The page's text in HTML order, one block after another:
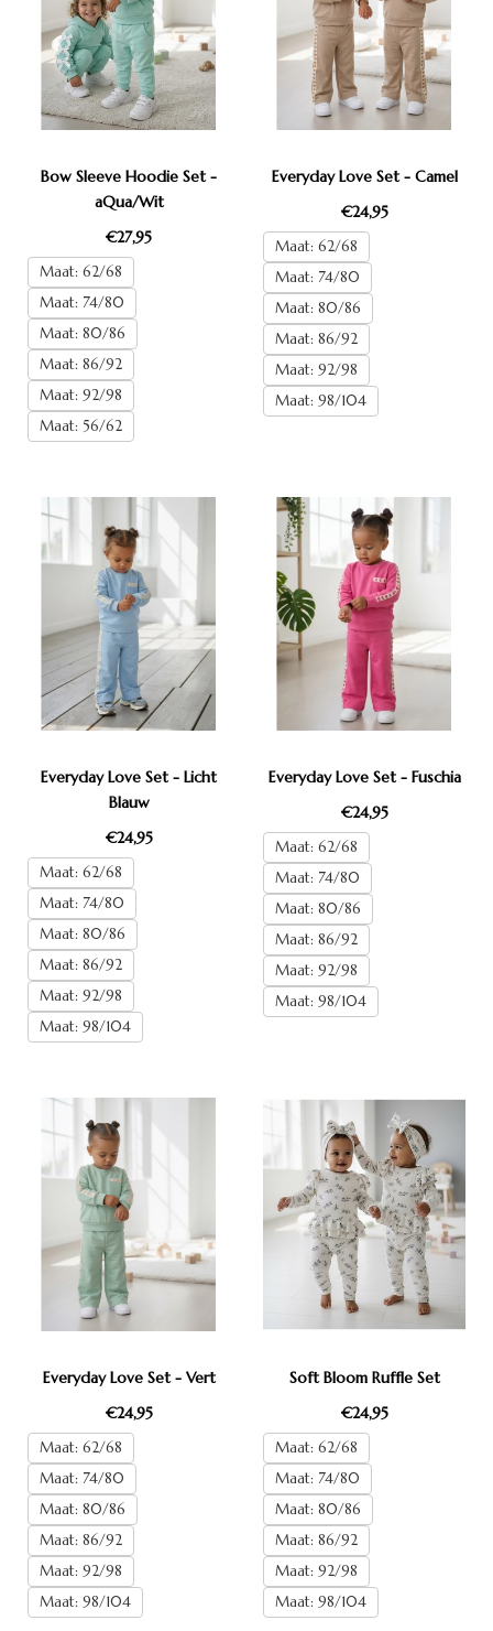
Bow Sleeve Hoodie Set -
aQua/Wit
€27,95
Maat: 62/68
Maat: 74/80
Maat: 80/86
Maat: 86/92
Maat: 92/98
Maat: 56/62
Everyday Love Set - Camel
€24,95
Maat: 62/68
Maat: 74/80
Maat: 80/86
Maat: 86/92
Maat: 92/98
Maat: 98/104
Everyday Love Set - Licht
Blauw
€24,95
Maat: 62/68
Maat: 74/80
Maat: 80/86
Maat: 86/92
Maat: 92/98
Maat: 98/104
Everyday Love Set - Fuschia
€24,95
Maat: 62/68
Maat: 74/80
Maat: 80/86
Maat: 86/92
Maat: 92/98
Maat: 98/104
Everyday Love Set - Vert
€24,95
Maat: 62/68
Maat: 74/80
Maat: 80/86
Maat: 86/92
Maat: 92/98
Maat: 98/104
Soft Bloom Ruffle Set
€24,95
Maat: 62/68
Maat: 74/80
Maat: 80/86
Maat: 86/92
Maat: 92/98
Maat: 98/104